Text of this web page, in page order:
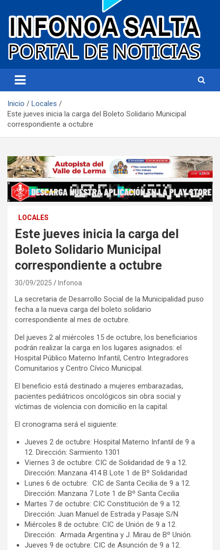
Infonoa Salta
Inicio
Locales
Este jueves inicia la carga del Boleto Solidario Municipal
correspondiente a octubre
LOCALES
Este jueves inicia la carga del
Boleto Solidario Municipal
correspondiente a octubre
30/09/2025 Infonoa
La secretaria de Desarrollo Social de la Municipalidad puso
fecha a la nueva carga del boleto solidario
correspondiente al mes de octubre.
Del jueves 2 al miércoles 15 de octubre, los beneficiarios
podrán realizar la carga en los lugares asignados: el
Hospital Público Materno Infantil, Centro Integradores
Comunitarios y Centro Cívico Municipal.
El beneficio está destinado a mujeres embarazadas,
pacientes pediátricos oncológicos sin obra social y
víctimas de violencia con domicilio en la capital.
El cronograma será el siguiente:
Jueves 2 de octubre: Hospital Materno Infantil de 9 a
12. Dirección: Sarmiento 1301
Viernes 3 de octubre: CIC de Solidaridad de 9 a 12.
Dirección: Manzana 414 B Lote 1 de Bº Solidaridad
Lunes 6 de octubre: CIC de Santa Cecilia de 9 a 12.
Dirección: Manzana 7 Lote 1 de Bº Santa Cecilia
Martes 7 de octubre: CIC Constitución de 9 a 12.
Dirección: Juan Manuel de Estrada y Pasaje S/N
Miércoles 8 de octubre: CIC de Unión de 9 a 12.
Dirección: Armada Argentina y J. Mirau de Bº Unión.
Jueves 9 de octubre: CIC de Asunción de 9 a 12.